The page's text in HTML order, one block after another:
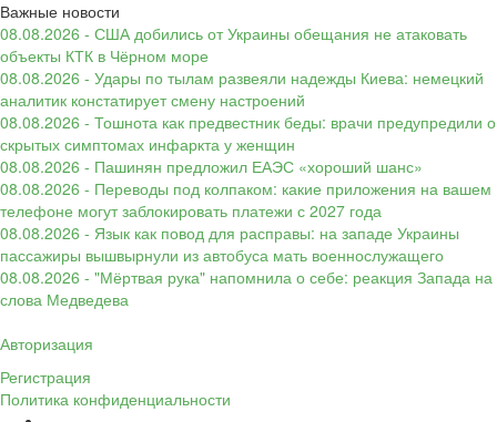
Важные новости
08.08.2026 - США добились от Украины обещания не атаковать
объекты КТК в Чёрном море
08.08.2026 - Удары по тылам развеяли надежды Киева: немецкий
аналитик констатирует смену настроений
08.08.2026 - Тошнота как предвестник беды: врачи предупредили о
скрытых симптомах инфаркта у женщин
08.08.2026 - Пашинян предложил ЕАЭС «хороший шанс»
08.08.2026 - Переводы под колпаком: какие приложения на вашем
телефоне могут заблокировать платежи с 2027 года
08.08.2026 - Язык как повод для расправы: на западе Украины
пассажиры вышвырнули из автобуса мать военнослужащего
08.08.2026 - "Мёртвая рука" напомнила о себе: реакция Запада на
слова Медведева
Авторизация
Регистрация
Политика конфиденциальности